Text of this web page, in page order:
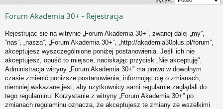
… w
cy
u
Forum Akademia 30+ - Rejestracja
Rejestrując się na witrynie „Forum Akademia 30+”, zwanej dalej „my”,
”nas”, „nasza”, „Forum Akademia 30+”, „http://akademia30plus.pl/forum”,
akceptujesz wyszczególnione poniżej postanowienia. Jeśli ich nie
akceptujesz, opuść to miejsce, naciskając przycisk „Nie akceptuję”.
Administracja witryny „Forum Akademia 30+” ma prawo w dowolnym
czasie zmienić poniższe postanowienia, informując cię o zmianach,
niemniej wskazane jest, aby użytkownicy sami regularnie zaglądali do
tego regulaminu. Korzystanie z witryny „Forum Akademia 30+” po
zmianach regulaminu oznacza, że akceptujesz te zmiany ze wszelkimi